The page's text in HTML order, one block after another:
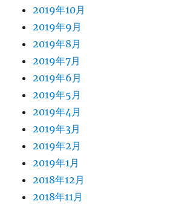
2019年10月
2019年9月
2019年8月
2019年7月
2019年6月
2019年5月
2019年4月
2019年3月
2019年2月
2019年1月
2018年12月
2018年11月